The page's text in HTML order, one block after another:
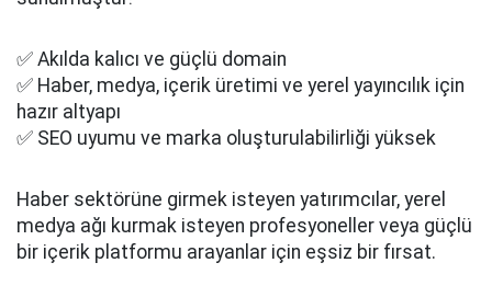
✅ Akılda kalıcı ve güçlü domain
✅ Haber, medya, içerik üretimi ve yerel yayıncılık için
hazır altyapı
✅ SEO uyumu ve marka oluşturulabilirliği yüksek
Haber sektörüne girmek isteyen yatırımcılar, yerel
medya ağı kurmak isteyen profesyoneller veya güçlü
bir içerik platformu arayanlar için eşsiz bir fırsat.